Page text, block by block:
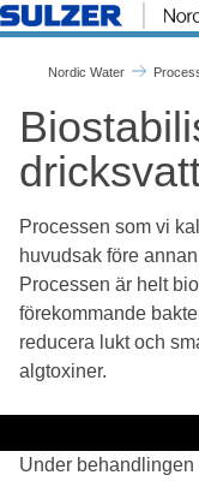
Nordic Water
Processen som vi
huvudsak före
Processen är helt
förekommande
reducera lukt och
algtoxiner.
Under